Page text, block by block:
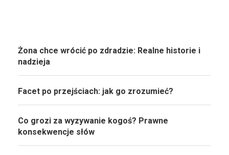
Żona chce wrócić po zdradzie: Realne historie i
nadzieja
Facet po przejściach: jak go zrozumieć?
Co grozi za wyzywanie kogoś? Prawne
konsekwencje słów